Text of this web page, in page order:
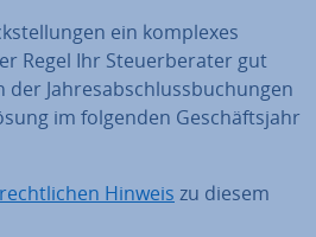
ein komplexes
Regel Ihr Steu­er­be­ra­ter gut
der Jah­res­ab­schluss­bu­chun­gen
im folgenden Ge­schäfts­jahr
recht­li­chen Hinweis zu diesem